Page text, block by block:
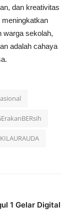
dan kreativitas
warga sekolah,
adalah cahaya
1 Gelar Digital